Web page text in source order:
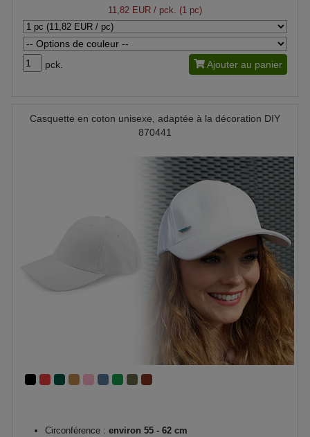
11,82 EUR / pck. (1 pc)
pck. Ajouter au panier
Casquette en coton unisexe, adaptée à la décoration DIY
870441
Circonférence : environ 55 - 62 cm